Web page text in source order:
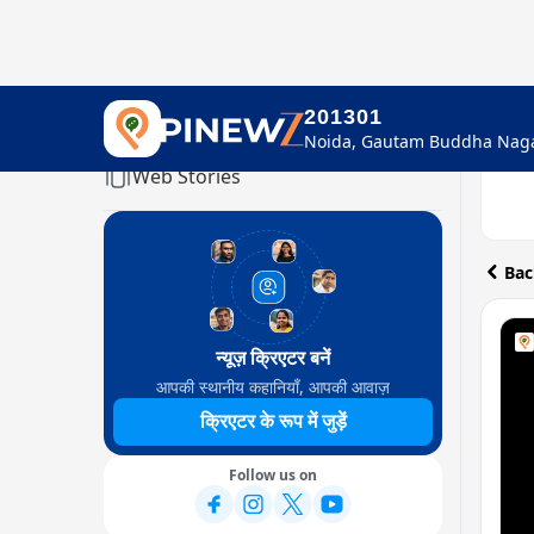
201301
Home
Web Stories
न्यूज़ क्रिएटर बनें
आपकी स्थानीय कहानियाँ, आपकी आवाज़
क्रिएटर के रूप में जुड़ें
Follow us on